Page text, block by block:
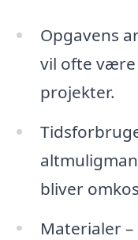
Opgavens
vil ofte
projekter.
bliver
Materialer –